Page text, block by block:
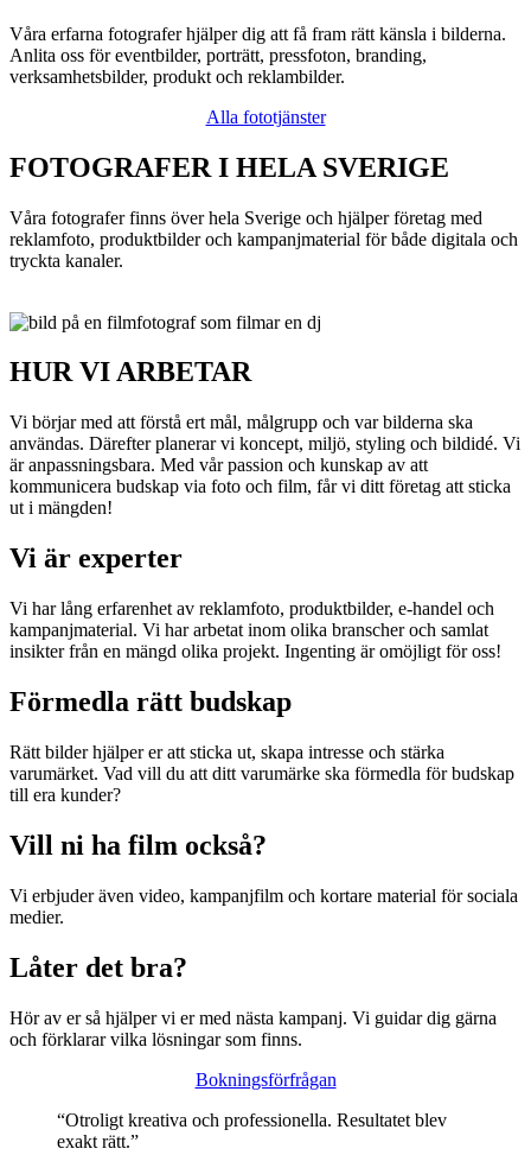
Våra erfarna fotografer hjälper dig att få fram rätt känsla i bilderna.
Anlita oss för eventbilder, porträtt, pressfoton, branding,
verksamhetsbilder, produkt och reklambilder.
Alla fototjänster
FOTOGRAFER I HELA SVERIGE
Våra fotografer finns över hela Sverige och hjälper företag med
reklamfoto, produktbilder och kampanjmaterial för både digitala och
tryckta kanaler.
HUR VI ARBETAR
Vi börjar med att förstå ert mål, målgrupp och var bilderna ska
användas. Därefter planerar vi koncept, miljö, styling och bildidé. Vi
är anpassningsbara. Med vår passion och kunskap av att
kommunicera budskap via foto och film, får vi ditt företag att sticka
ut i mängden!
Vi är experter
Vi har lång erfarenhet av reklamfoto, produktbilder, e-handel och
kampanjmaterial. Vi har arbetat inom olika branscher och samlat
insikter från en mängd olika projekt. Ingenting är omöjligt för oss!
Förmedla rätt budskap
Rätt bilder hjälper er att sticka ut, skapa intresse och stärka
varumärket. Vad vill du att ditt varumärke ska förmedla för budskap
till era kunder?
Vill ni ha film också?
Vi erbjuder även video, kampanjfilm och kortare material för sociala
medier.
Låter det bra?
Hör av er så hjälper vi er med nästa kampanj. Vi guidar dig gärna
och förklarar vilka lösningar som finns.
Bokningsförfrågan
“Otroligt kreativa och professionella. Resultatet blev
exakt rätt.”